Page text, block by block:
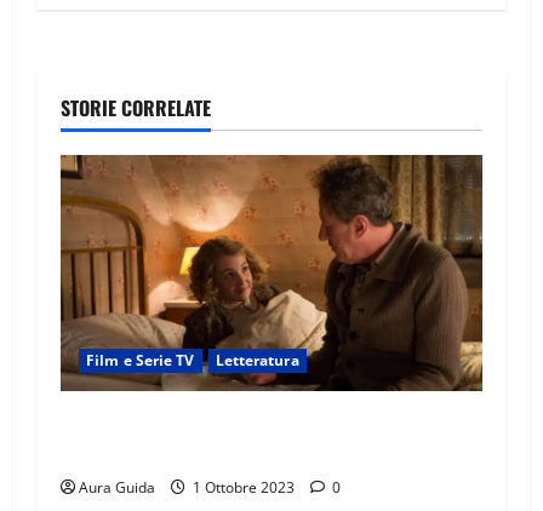
STORIE CORRELATE
Film e Serie TV Letteratura
Aura Guida 1 Ottobre 2023 0